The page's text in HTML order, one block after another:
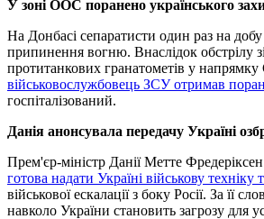
У зоні ООС поранено українського
На Донбасі сепаратисти один раз на
припинення вогню. Внаслідок обстрілу
протитанкових гранатометів у напрямку
військовослужбовець ЗСУ отримав
госпіталізований.
Данія анонсувала передачу Україні
Прем'єр-міністр Данії Метте
готова надати Україні військову техніку
військової ескалації з боку Росії. За її
навколо України становить загрозу для